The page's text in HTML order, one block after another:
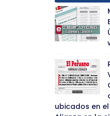
ubicados en